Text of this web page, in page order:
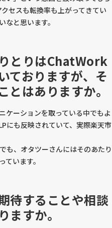
セスも転換率も上がってきてい
なと思います。
とりはChatWork
ておりますが、そ
とはありますか。
ケーションを取っている中でもよ
にも反映されていて、実際楽天市
も、オタツーさんにはそのあたり
います。
待することや相談
ますか。